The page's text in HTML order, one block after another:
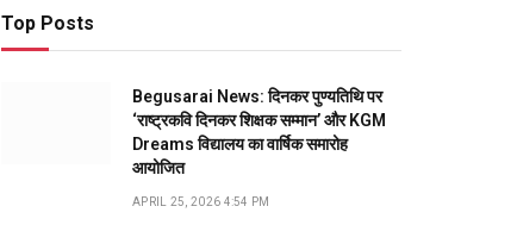
Top Posts
Begusarai News: दिनकर पुण्यतिथि पर
‘राष्ट्रकवि दिनकर शिक्षक सम्मान’ और KGM
Dreams विद्यालय का वार्षिक समारोह
आयोजित
APRIL 25, 2026 4:54 PM